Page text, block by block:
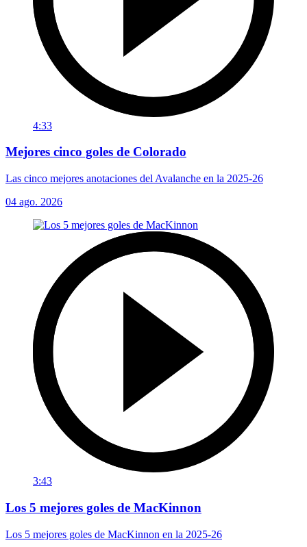
4:33
Mejores cinco goles de Colorado
Las cinco mejores anotaciones del Avalanche en la 2025-26
04 ago. 2026
3:43
Los 5 mejores goles de MacKinnon
Los 5 mejores goles de MacKinnon en la 2025-26